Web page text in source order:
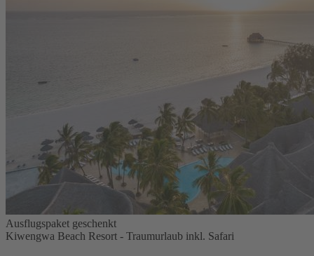
Ausflugspaket geschenkt
Kiwengwa Beach Resort - Traumurlaub inkl. Safari